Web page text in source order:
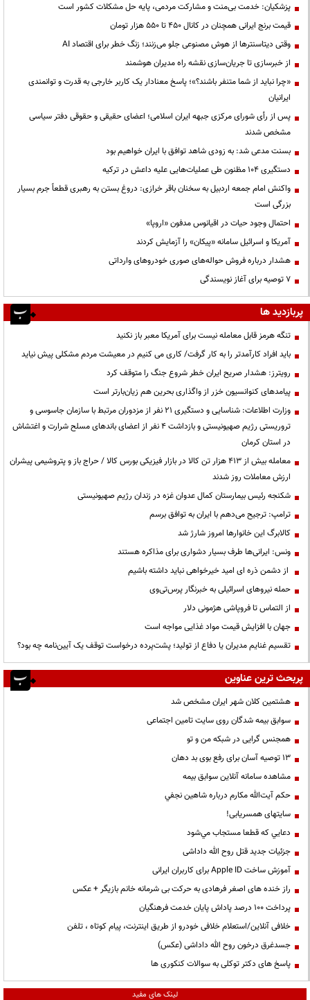
پزشکیان: خدمت بی‌منت و مشارکت مردمی، پایه حل مشکلات کشور است
قیمت‌ برنج ایرانی همچنان در کانال ۴۵۰ تا ۵۵۰ هزار تومان
وقتی دیتاسنترها از هوش مصنوعی جلو می‌زنند؛ زنگ خطر برای اقتصاد AI
از خبرسازی تا جریان‌سازی نقشه راه مدیران هوشمند
«چرا نباید از شما متنفر باشند؟»؛ پاسخ معنادار یک کاربر خارجی به قدرت و توانمندی
ایرانیان
پس از رأی شورای مرکزی جبهه ایران اسلامی؛ اعضای حقیقی و حقوقی دفتر سیاسی
مشخص شدند
بسنت مدعی شد: به زودی شاهد توافق با ایران خواهیم بود
دستگیری ۱۰۴ مظنون طی عملیات‌هایی علیه داعش در ترکیه
واکنش امام جمعه اردبیل به سخنان باقر خرازی: دروغ بستن به رهبری قطعاً جرم بسیار
بزرگی است
احتمال وجود حیات در اقیانوس مدفون «اروپا»
آمریکا و اسرائیل سامانه «پیکان» را آزمایش کردند
هشدار درباره فروش حواله‌های صوری خودروهای وارداتی
۷ توصیه برای آغاز نویسندگی
پربازدید ها
تنگه هرمز قابل معامله نیست برای آمریکا معبر باز نکنید
باید افراد کارآمدتر را به کار گرفت/ کاری می کنیم در معیشت مردم مشکلی پیش نیاید
رویترز: هشدار صریح ایران خطر شروع جنگ را متوقف کرد
پیامدهای کنوانسیون خزر از واگذاری بحرین هم زیان‌بارتر است
وزارت اطلاعات: شناسایی و دستگیری ۲۱ نفر از مزدوران مرتبط با سازمان جاسوسی و
تروریستی رژیم صهیونیستی و بازداشت ۴ نفر از اعضای باندهای مسلح شرارت و اغتشاش
در استان کرمان
معامله بیش از ۴۱۳ هزار تن کالا در بازار فیزیکی بورس کالا / حراج باز و پتروشیمی پیشران
ارزش معاملات روز شدند
شکنجه رئیس بیمارستان کمال عدوان غزه در زندان رژیم صهیونیستی
ترامپ: ترجیح می‌دهم با ایران به توافق برسم
کالابرگ این خانوارها امروز شارژ شد
ونس: ایرانی‌ها طرف بسیار دشواری برای مذاکره هستند
از دشمن ذره ای امید خیرخواهی نباید داشته باشیم
حمله نیروهای اسرائیلی به خبرنگار پرس‌تی‌وی
از التماس تا فروپاشی هژمونی دلار
جهان با افزایش قیمت مواد غذایی مواجه است
تقسیم غنایم مدیران یا دفاع از تولید؛ پشت‌پرده درخواست توقف یک آیین‌نامه چه بود؟
پربحث ترین عناوین
هشتمین کلان شهر ایران مشخص شد
سوابق بیمه شدگان روی سایت تامین اجتماعی
همجنس گرایی در شبکه من و تو
13 توصیه آسان برای رفع بوی بد دهان
مشاهده سامانه آنلاين سوابق بیمه
حكم آيت‌الله مكارم درباره شاهين نجفي
سایتهای همسریابی!
دعايي كه قطعا مستجاب مي‌شود
جزئیات جدید قتل روح الله داداشی
آموزش ساخت Apple ID برای کاربران ایرانی
راز خنده های اصغر فرهادی به حرکت بی شرمانه خانم بازیگر + عکس
پرداخت ۱۰۰ درصد پاداش پایان خدمت فرهنگیان
خلافی آنلاین/استعلام خلافی خودرو از طریق اینترنت، پیام کوتاه ، تلفن
جسدغرق درخون روح الله داداشی (عکس)
پاسخ های دکتر توکلی به سوالات کنکوری ها
لینک های مفید